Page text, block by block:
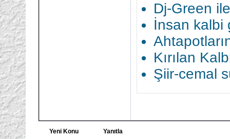
Dj-Green
İnsan kalbi
Kırılan
Şiir-cemal
Yeni Konu Yanıtla